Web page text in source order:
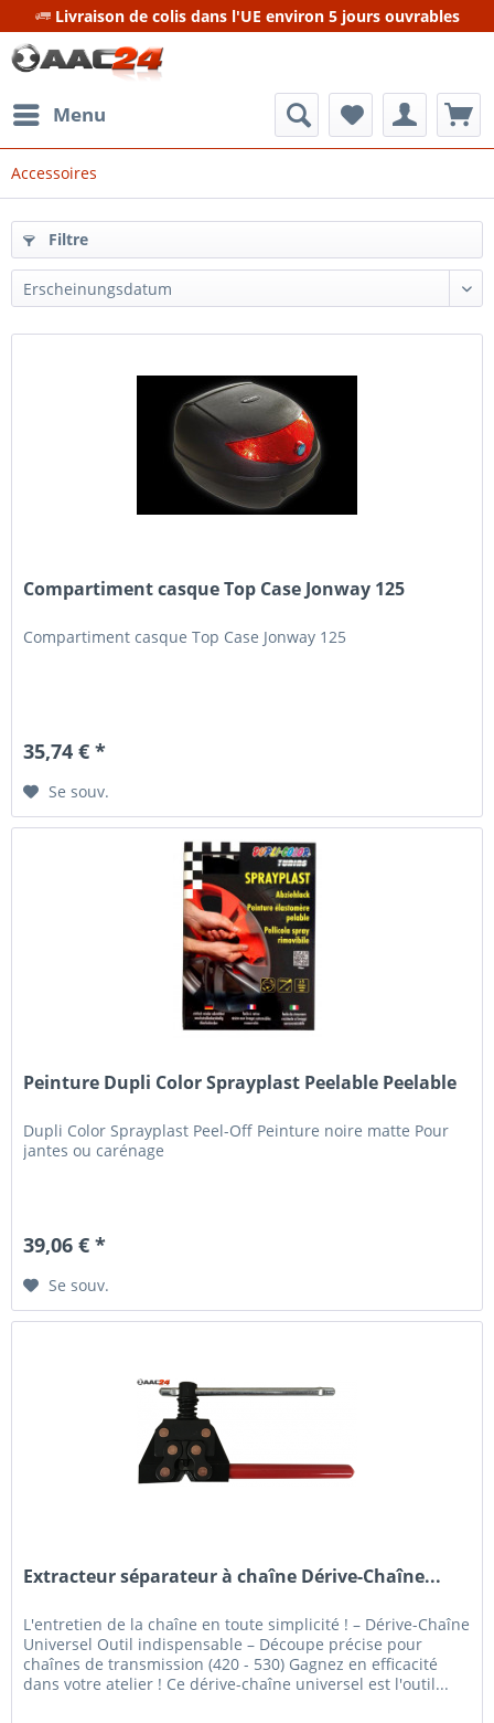
Livraison de colis dans l'UE environ 5 jours ouvrables
Menu
Accessoires
Filtre
Compartiment casque Top Case Jonway 125
Compartiment casque Top Case Jonway 125
35,74 € *
Se souv.
Peinture Dupli Color Sprayplast Peelable Peelable
Dupli Color Sprayplast Peel-Off Peinture noire matte Pour
jantes ou carénage
39,06 € *
Se souv.
Extracteur séparateur à chaîne Dérive-Chaîne...
L'entretien de la chaîne en toute simplicité ! – Dérive-Chaîne
Universel Outil indispensable – Découpe précise pour
chaînes de transmission (420 - 530) Gagnez en efficacité
dans votre atelier ! Ce dérive-chaîne universel est l'outil...